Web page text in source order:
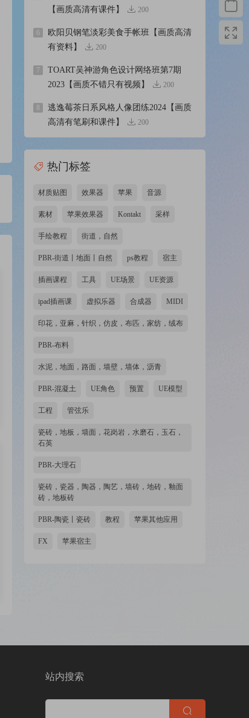
【画质高清有课件】
200
6
欧阳贝钢笔淡彩美食手帐班【画质高清
有资料】
200
7
TOART吴神游角色设计网络班第7期
2023【画质不错只有视频】
200
8
逃逸莓茶日系风格人像团练2024【画质
高清有笔刷和课件】
200
热门标签
材质贴图 效果器 苹果 音源
素材 苹果效果器 Kontakt 采样
手绘教程 街道，自然
PBR-街道丨地面丨自然 ps教程 宿主
插画课程 工具 UE场景 UE资源
ipad插画课 虚拟乐器 合成器 MIDI
印花，亚麻，针织，仿皮，布匹，家纺，绒布
PBR-布料
水泥，地面，路面，墙壁，墙体，沥青
PBR-混凝土 UE角色 预置 UE模型
工程 管弦乐
瓷砖，地板，墙面，花岗岩，水磨石，玉石，
石英
PBR-大理石
瓷砖，瓷器，陶器，陶艺，墙砖，地砖，釉面
砖，地板砖
PBR-陶瓷丨瓷砖 教程 苹果其他应用
FX 苹果宿主
站内搜索